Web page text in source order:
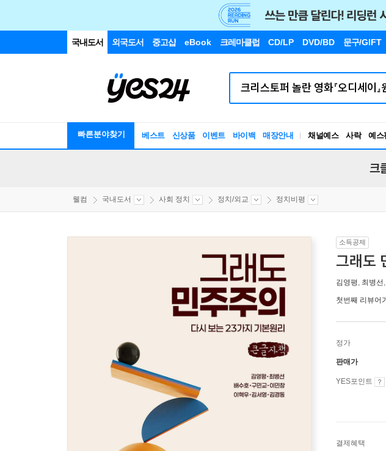
국내도서 외국도서 중고샵 eBook 크레마클럽 CD/LP DVD/BD 문구/GIFT
빠른분야찾기 베스트 신상품 이벤트 바이백 매장안내 채널예스 사락 예스
크
웰컴 국내도서 사회 정치 정치/외교 정치비평
소득공제
그래도
김영평, 최병선 ,
첫번째 리뷰어
정가
판매가
YES포인트
결제혜택